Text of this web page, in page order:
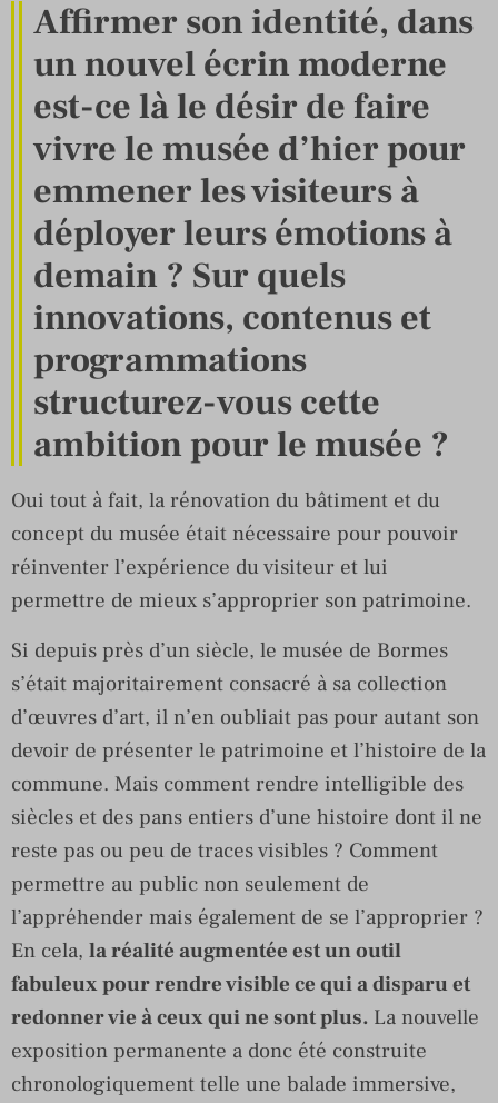
Affirmer son identité, dans
un nouvel écrin moderne
est-ce là le désir de faire
vivre le musée d’hier pour
emmener les visiteurs à
déployer leurs émotions à
demain ? Sur quels
innovations, contenus et
programmations
structurez-vous cette
ambition pour le musée ?
Oui tout à fait, la rénovation du bâtiment et du
concept du musée était nécessaire pour pouvoir
réinventer l’expérience du visiteur et lui
permettre de mieux s’approprier son patrimoine.
Si depuis près d’un siècle, le musée de Bormes
s’était majoritairement consacré à sa collection
d’œuvres d’art, il n’en oubliait pas pour autant son
devoir de présenter le patrimoine et l’histoire de la
commune. Mais comment rendre intelligible des
siècles et des pans entiers d’une histoire dont il ne
reste pas ou peu de traces visibles ? Comment
permettre au public non seulement de
l’appréhender mais également de se l’approprier ?
En cela, la réalité augmentée est un outil
fabuleux pour rendre visible ce qui a disparu et
redonner vie à ceux qui ne sont plus. La nouvelle
exposition permanente a donc été construite
chronologiquement telle une balade immersive,